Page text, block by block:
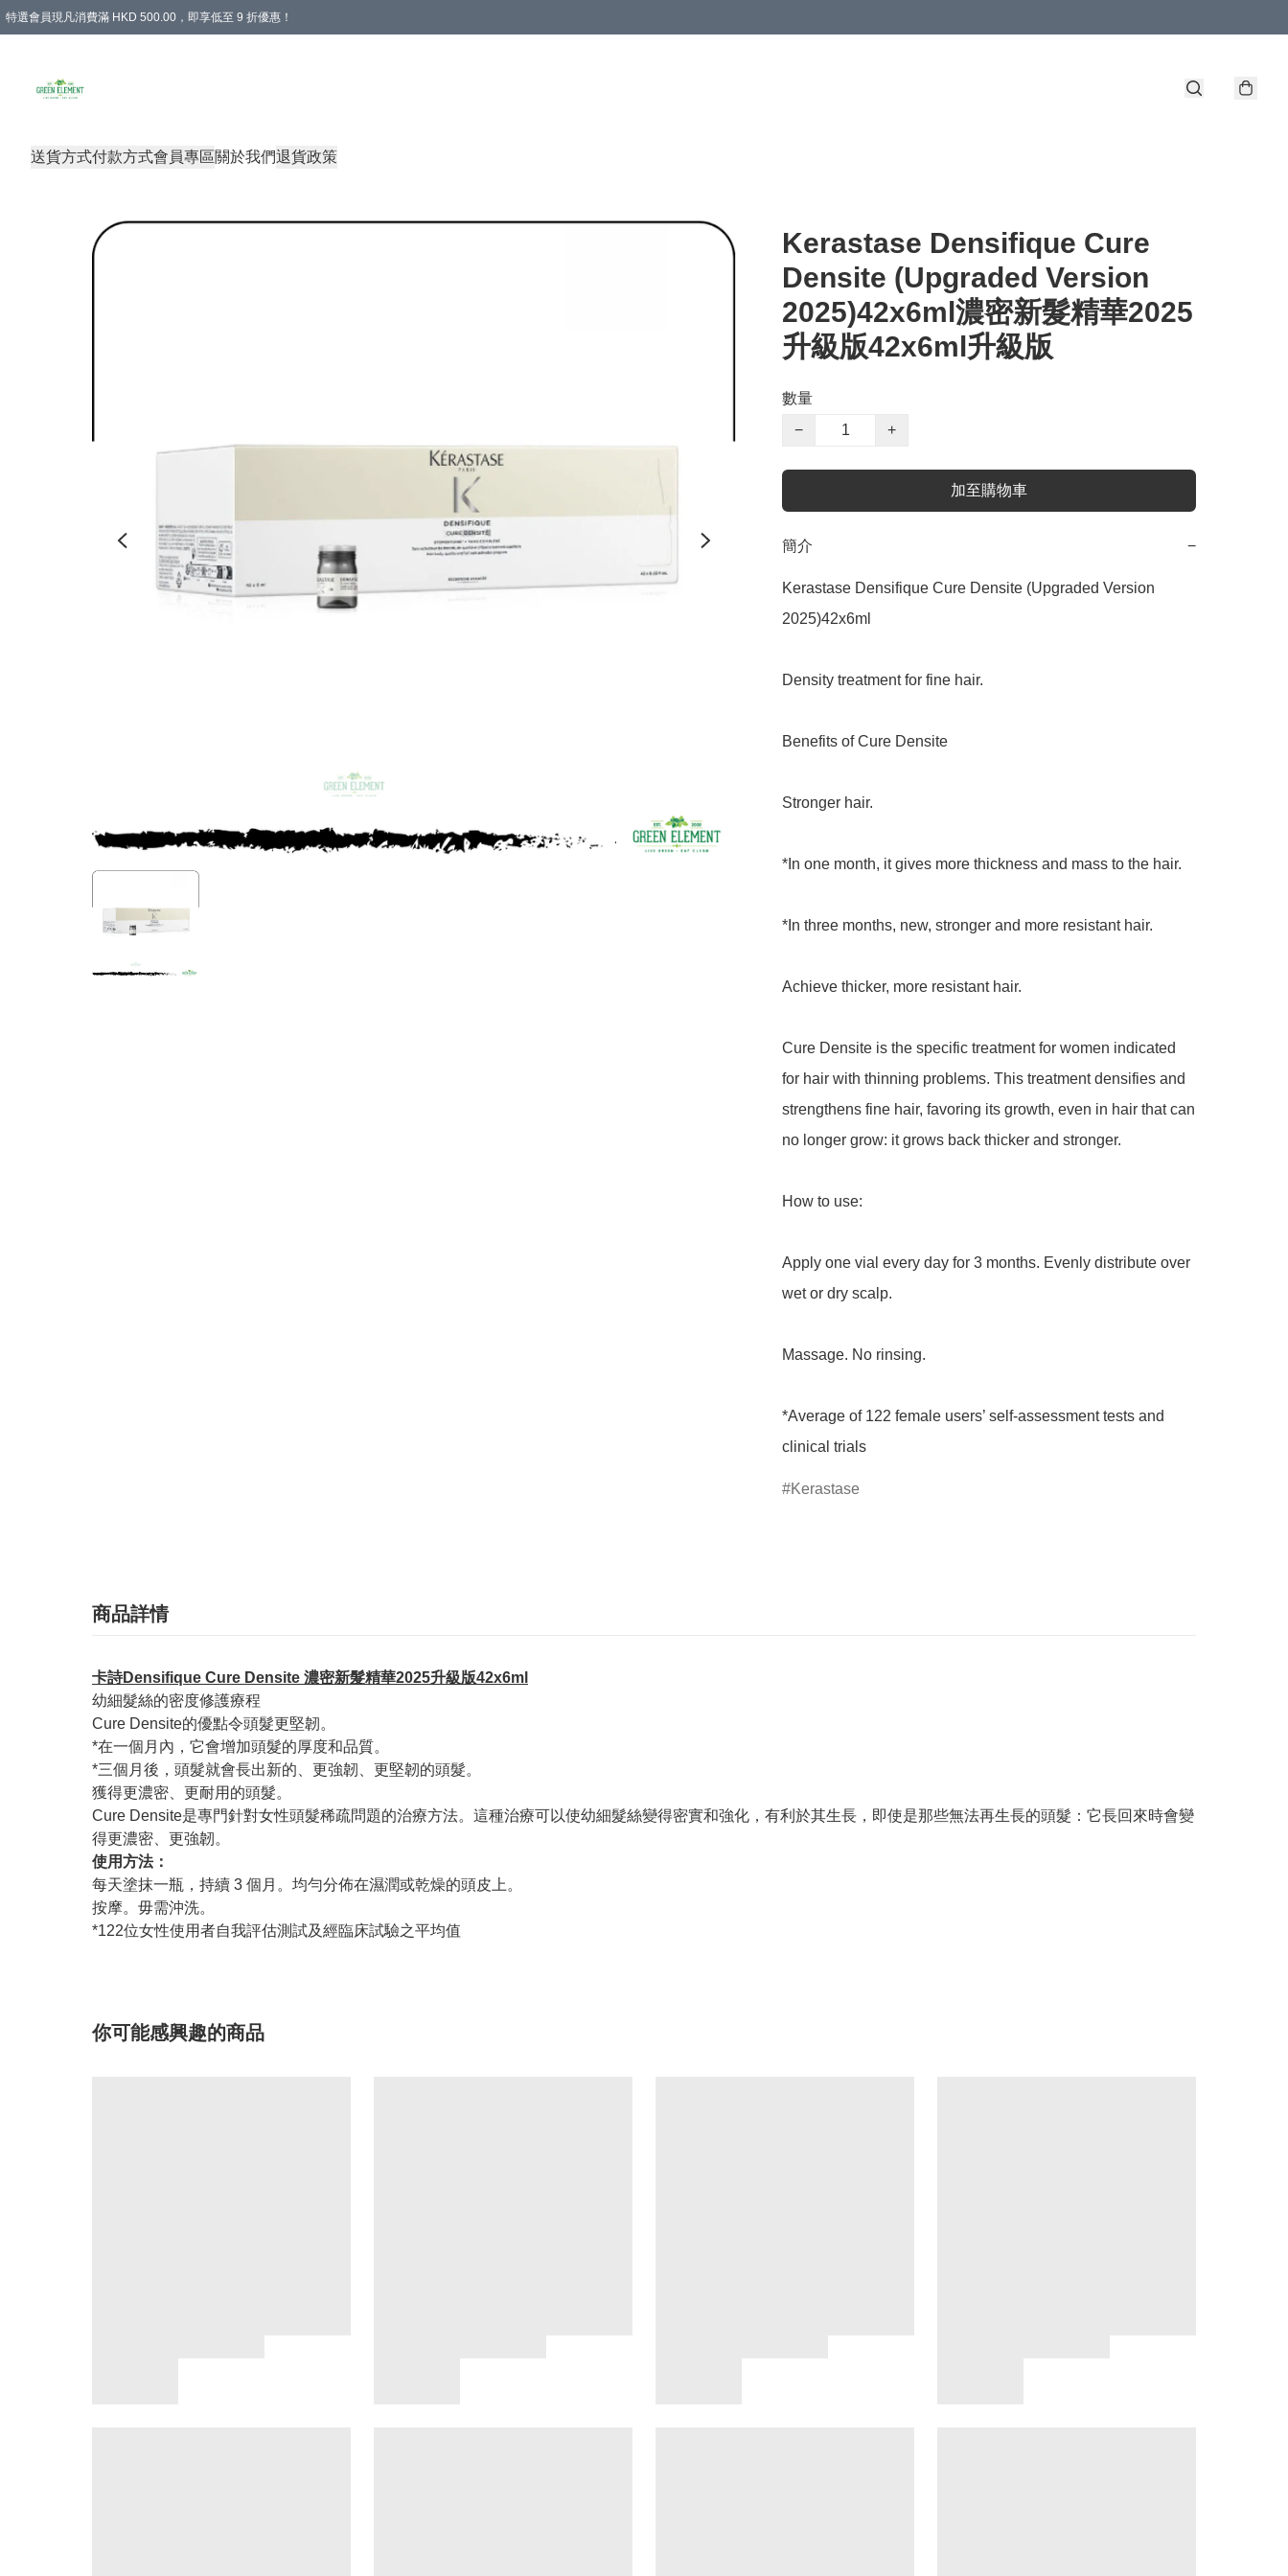
特選會員現凡消費滿 HKD 500.00，即享低至 9 折優惠！
送貨方式付款方式會員專區關於我們退貨政策
Kerastase Densifique Cure
Densite (Upgraded Version
2025)42x6ml濃密新髮精華2025
升級版42x6ml升級版
數量
−
+
加至購物車
簡介 −
Kerastase Densifique Cure Densite (Upgraded Version
2025)42x6ml
Density treatment for fine hair.
Benefits of Cure Densite
Stronger hair.
*In one month, it gives more thickness and mass to the hair.
*In three months, new, stronger and more resistant hair.
Achieve thicker, more resistant hair.
Cure Densite is the specific treatment for women indicated
for hair with thinning problems. This treatment densifies and
strengthens fine hair, favoring its growth, even in hair that can
no longer grow: it grows back thicker and stronger.
How to use:
Apply one vial every day for 3 months. Evenly distribute over
wet or dry scalp.
Massage. No rinsing.
*Average of 122 female users’ self-assessment tests and
clinical trials
Kerastase
商品詳情
卡詩Densifique Cure Densite 濃密新髮精華2025升級版42x6ml
幼細髮絲的密度修護療程
Cure Densite的優點令頭髮更堅韌。
*在一個月內，它會增加頭髮的厚度和品質。
*三個月後，頭髮就會長出新的、更強韌、更堅韌的頭髮。
獲得更濃密、更耐用的頭髮。
Cure Densite是專門針對女性頭髮稀疏問題的治療方法。這種治療可以使幼細髮絲變得密實和強化，有利於其生長，即使是那些無法再生長的頭髮：它長回來時會變
得更濃密、更強韌。
使用方法：
每天塗抹一瓶，持續 3 個月。均勻分佈在濕潤或乾燥的頭皮上。
按摩。毋需沖洗。
*122位女性使用者自我評估測試及經臨床試驗之平均值
你可能感興趣的商品